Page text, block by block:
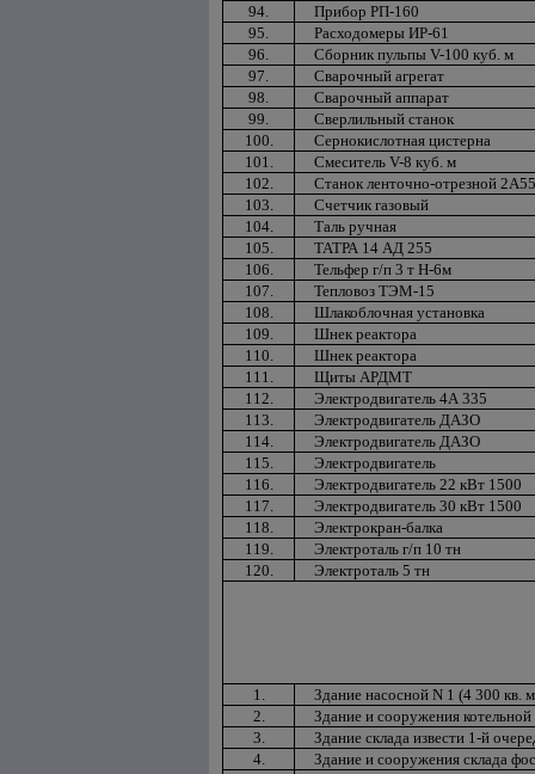
94.
Прибор РП-160
95.
Расходомеры ИР-61
96.
Сборник пульпы V-100 куб. м
97.
Сварочный агрегат
98.
Сварочный аппарат
99.
Сверлильный станок
100.
Сернокислотная цистерна
101.
Смеситель V-8 куб. м
102.
Станок ленточно-отрезной
103.
Счетчик газовый
104.
Таль ручная
105.
ТАТРА 14 АД 255
106.
Тельфер г/п 3 т Н-6м
107.
Тепловоз ТЭМ-15
108.
Шлакоблочная установка
109.
Шнек реактора
110.
Шнек реактора
111.
Щиты АРДМТ
112.
Электродвигатель 4А 335
113.
Электродвигатель ДАЗО
114.
Электродвигатель ДАЗО
115.
Электродвигатель
116.
Электродвигатель 22 кВт 1500
117.
Электродвигатель 30 кВт 1500
118.
Электрокран-балка
119.
Электроталь г/п 10 тн
120.
Электроталь 5 тн
1.
Здание насосной N 1 (4 300 кв.
2.
Здание и сооружения
3.
Здание склада извести 1-й
4.
Здание и сооружения склада